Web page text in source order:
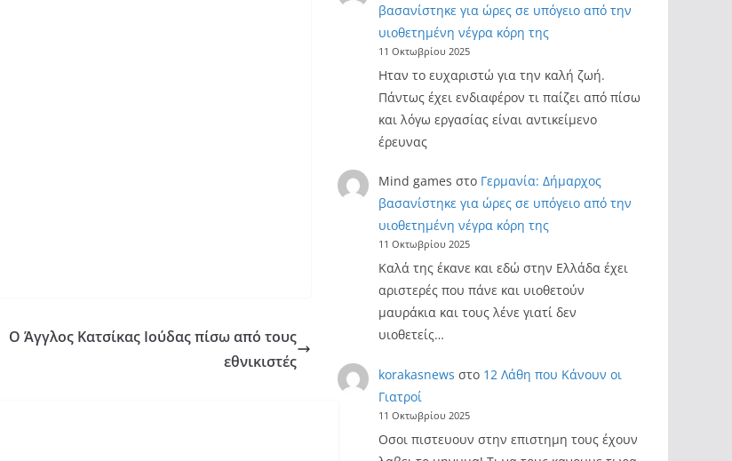
Ο Άγγλος Κατσίκας Ιούδας πίσω από τους
εθνικιστές
βασανίστηκε για ώρες σε υπόγειο από την
υιοθετημένη νέγρα κόρη της
11 Οκτωβρίου 2025
Ηταν το ευχαριστώ για την καλή ζωή.
Πάντως έχει ενδιαφέρον τι παίζει από πίσω
και λόγω εργασίας είναι αντικείμενο
έρευνας
Mind games στο Γερμανία: Δήμαρχος
βασανίστηκε για ώρες σε υπόγειο από την
υιοθετημένη νέγρα κόρη της
11 Οκτωβρίου 2025
Καλά της έκανε και εδώ στην Ελλάδα έχει
αριστερές που πάνε και υιοθετούν
μαυράκια και τους λένε γιατί δεν
υιοθετείς…
korakasnews στο 12 Λάθη που Κάνουν οι
Γιατροί
11 Οκτωβρίου 2025
Οσοι πιστευουν στην επιστημη τους έχουν